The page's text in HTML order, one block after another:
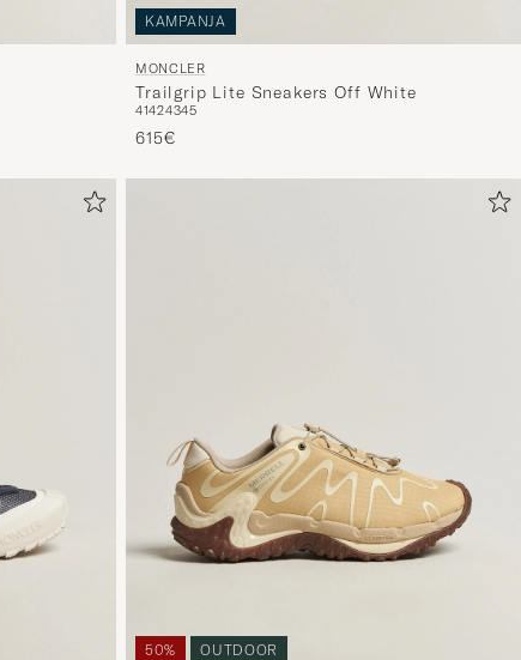
KAMPANJA
MONCLER
Trailgrip Lite Sneakers Off White
41424345
615€
50% OUTDOOR